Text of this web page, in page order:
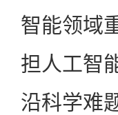
智能领域
担人工智
沿科学难